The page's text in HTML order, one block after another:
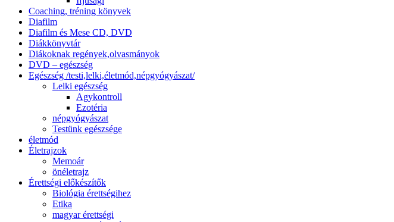
Coaching, tréning könyvek
Diafilm
Diafilm és Mese CD, DVD
Diákkönyvtár
Diákoknak regények,olvasmányok
DVD – egészség
Egészség /testi,lelki,életmód,népgyógyászat/
Lelki egészség
Agykontroll
Ezotéria
népgyógyászat
Testünk egészsége
életmód
Életrajzok
Memoár
önéletrajz
Érettségi előkészítők
Biológia érettségihez
Etika
magyar érettségi